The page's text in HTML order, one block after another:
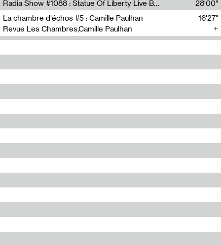
Radia Show #1088 : Statue Of Liberty Live By Ed Baxter (Resonance)
Resonance
28'00"
La chambre d'échos #5 : Camille Paulhan
Revue Les Chambres,Camille Paulhan
16'27"